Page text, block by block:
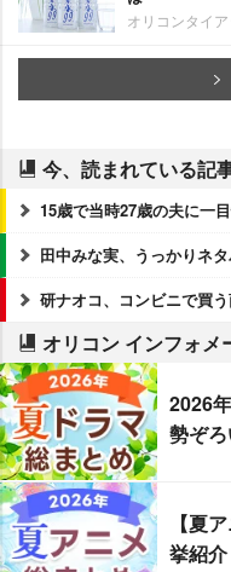
オリコンタイ
今、読まれている記
15歳で当時27歳の夫に一
田中みな実、うっかりネ
研ナオコ、コンビニで買
オリコン インフォメ
2026
勢ぞろ
【夏
挙紹介